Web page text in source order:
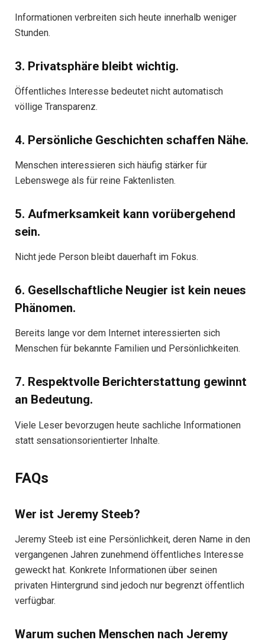
Informationen verbreiten sich heute innerhalb weniger
Stunden.
3. Privatsphäre bleibt wichtig.
Öffentliches Interesse bedeutet nicht automatisch
völlige Transparenz.
4. Persönliche Geschichten schaffen Nähe.
Menschen interessieren sich häufig stärker für
Lebenswege als für reine Faktenlisten.
5. Aufmerksamkeit kann vorübergehend
sein.
Nicht jede Person bleibt dauerhaft im Fokus.
6. Gesellschaftliche Neugier ist kein neues
Phänomen.
Bereits lange vor dem Internet interessierten sich
Menschen für bekannte Familien und Persönlichkeiten.
7. Respektvolle Berichterstattung gewinnt
an Bedeutung.
Viele Leser bevorzugen heute sachliche Informationen
statt sensationsorientierter Inhalte.
FAQs
Wer ist Jeremy Steeb?
Jeremy Steeb ist eine Persönlichkeit, deren Name in den
vergangenen Jahren zunehmend öffentliches Interesse
geweckt hat. Konkrete Informationen über seinen
privaten Hintergrund sind jedoch nur begrenzt öffentlich
verfügbar.
Warum suchen Menschen nach Jeremy